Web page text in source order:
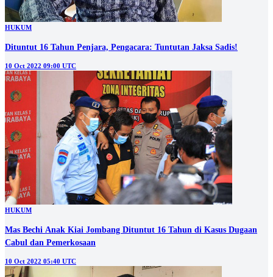
HUKUM
Dituntut 16 Tahun Penjara, Pengacara: Tuntutan Jaksa Sadis!
10 Oct 2022 09:00 UTC
HUKUM
Mas Bechi Anak Kiai Jombang Dituntut 16 Tahun di Kasus Dugaan
Cabul dan Pemerkosaan
10 Oct 2022 05:40 UTC